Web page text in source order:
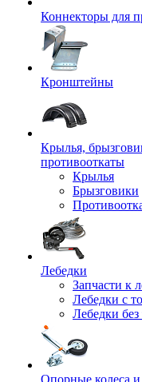
Коннекторы для
Кронштейны
Крылья,
противооткаты
Крылья
Брызговики
Лебедки
Запчасти к
Лебедки с
Лебедки без
Опорные колеса